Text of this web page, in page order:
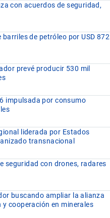
con acuerdos de seguridad,
de petróleo por USD 872
prevé producir 530 mil
impulsada por consumo
liderada por Estados
transnacional
seguridad con drones, radares
buscando ampliar la alianza
cooperación en minerales